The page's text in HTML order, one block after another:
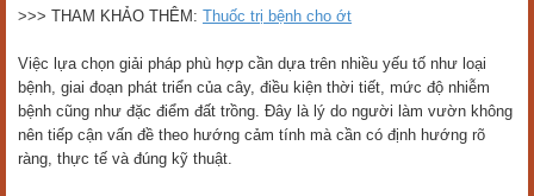
>>> THAM KHẢO THÊM: Thuốc trị bệnh cho ớt
Việc lựa chọn giải pháp phù hợp cần dựa trên nhiều yếu tố như loại
bệnh, giai đoạn phát triển của cây, điều kiện thời tiết, mức độ nhiễm
bệnh cũng như đặc điểm đất trồng. Đây là lý do người làm vườn không
nên tiếp cận vấn đề theo hướng cảm tính mà cần có định hướng rõ
ràng, thực tế và đúng kỹ thuật.